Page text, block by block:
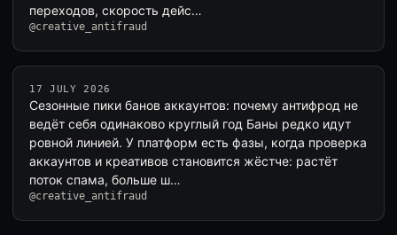
переходов, скорость дейс…
@creative_antifraud
17 JULY 2026
Сезонные пики банов аккаунтов: почему антифрод не
ведёт себя одинаково круглый год Баны редко идут
ровной линией. У платформ есть фазы, когда проверка
аккаунтов и креативов становится жёстче: растёт
поток спама, больше ш…
@creative_antifraud